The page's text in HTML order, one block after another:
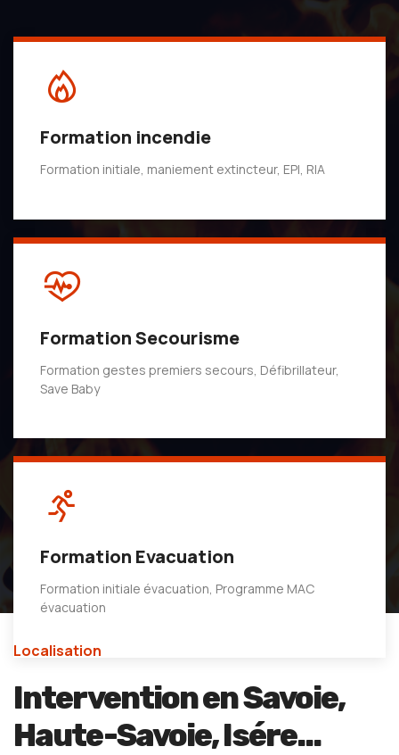
Formation incendie
Formation initiale, maniement extincteur, EPI, RIA
Formation Secourisme
Formation gestes premiers secours, Défibrillateur,
Save Baby
Formation Evacuation
Formation initiale évacuation, Programme MAC
évacuation
Localisation
Intervention en Savoie,
Haute-Savoie, Isére...